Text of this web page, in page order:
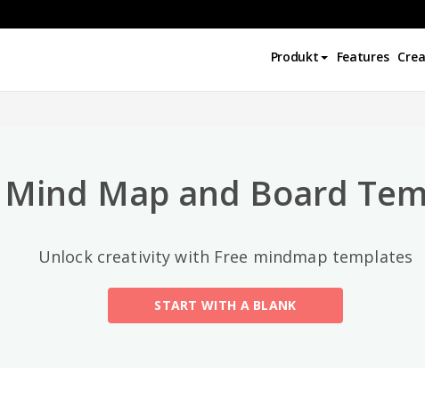
Produkt Features
Mind Map and Board
Unlock creativity with Free mindmap templates
START WITH A BLANK
Najlepsze kategorie
Mind Map
Organizational Chart (11)
Fishbone Diagram (21)